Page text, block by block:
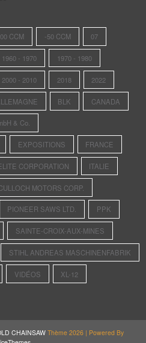
CCM -50 CCM 07
1960 - 1970 1970 - 1980
2000 - 2010 2018 2022
BLK CANADA
& Co.
EXPOSITIONS FRANCE
CORPORATION ITALIE
MOTORS CORP.
PIONEER SAWS LTD. PPK
SAINTE-CROIX-AUX-MINES
STIHL ANDREAS MASCHINENFABRIK
VIDÉOS XL-12
CHAINSAWThème 2026 | Powered By